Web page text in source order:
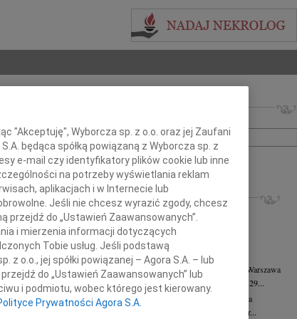
+ szukanie zaawansowane
INNE NEKROLOGI
07.08.2026
Warszawa
Dziekanie Wydziału dr hab. Julii Kubisie,...
07.08.2026Warszawa
Naszej kochanej i dzielnej Marylce Butruk...
Jacek Tadeusz Duniec
wiek: 79
Warszawa
Z wielkim żalem przyjęliśmy wiadomość, że 29...
Małgorzata Kościelska
Warszawa
W dniu 3 sierpnia 2026 roku zmarła Profesor...
"Akceptuję", Wyborcza sp. z o.o. oraz jej Zaufani
będąca spółką powiązaną z Wyborcza sp. z
e-mail czy identyfikatory plików cookie lub inne
na potrzeby wyświetlania reklam
aplikacjach i w Internecie lub
Jeśli nie chcesz wyrazić zgody, chcesz
do „Ustawień Zaawansowanych”.
i mierzenia informacji dotyczących
Tobie usług. Jeśli podstawą
o.o., jej spółki powiązanej – Agora S.A. – lub
do „Ustawień Zaawansowanych” lub
i podmiotu, wobec którego jest kierowany.
Prywatności Agora S.A.